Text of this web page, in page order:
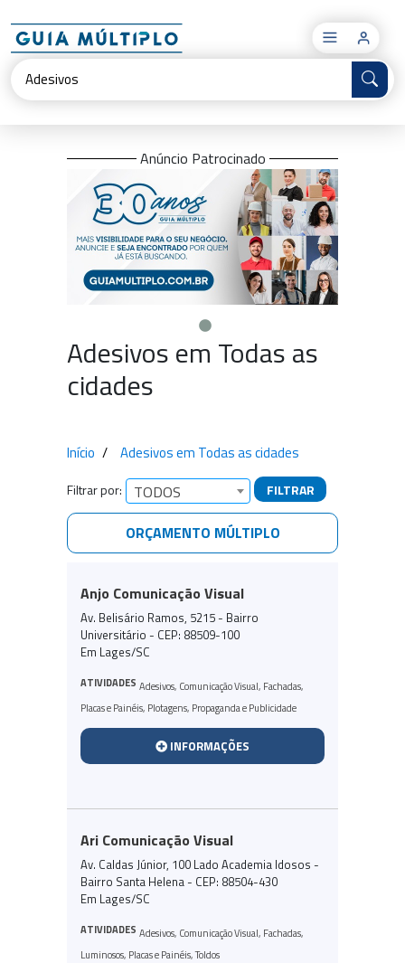
×
Anúncio Patrocinado
Adesivos em Todas as
cidades
Início Adesivos em Todas as cidades
Filtrar por: TODOS FILTRAR
ORÇAMENTO MÚLTIPLO
Anjo Comunicação Visual
Av. Belisário Ramos, 5215 - Bairro
Universitário - CEP: 88509-100
Em Lages/SC
ATIVIDADES Adesivos, Comunicação Visual, Fachadas,
Placas e Painéis, Plotagens, Propaganda e Publicidade
INFORMAÇÕES
Ari Comunicação Visual
Av. Caldas Júnior, 100 Lado Academia Idosos -
Bairro Santa Helena - CEP: 88504-430
Em Lages/SC
ATIVIDADES Adesivos, Comunicação Visual, Fachadas,
Luminosos, Placas e Painéis,Toldos